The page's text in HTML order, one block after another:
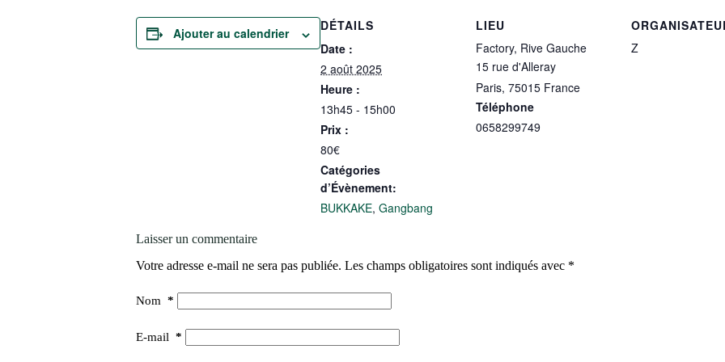
Ajouter au calendrier
DÉTAILS
Date :
2 août 2025
Heure :
13h45 - 15h00
Prix :
80€
Catégories
d’Évènement:
BUKKAKE, Gangbang
LIEU
Factory, Rive Gauche
15 rue d'Alleray
Paris, 75015 France
Téléphone
0658299749
Z
Laisser un commentaire
Votre adresse e-mail ne sera pas publiée. Les champs obligatoires sont indiqués avec *
Nom *
E-mail *